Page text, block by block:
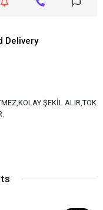
Delivery
ŞEKİL ALIR,TOK